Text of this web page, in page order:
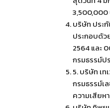
บริษัท ประ
ประกอบด้ว
2564 และ
กรมธรรม์ป
5. บริษัท เ
กรมธรรม์เ
ความเสีย